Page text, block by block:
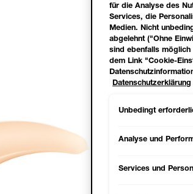
für die Analyse des
Services, die
Medien. Nicht
abgelehnt ("Ohne
sind ebenfalls
dem Link "Cookie-
Datenschutzerklärung
Unbedingt
Analyse und
Services und